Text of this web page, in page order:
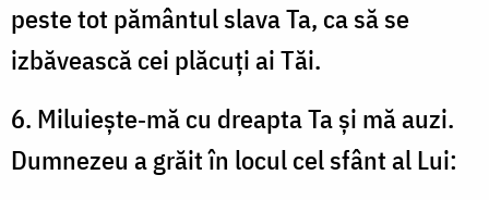
peste tot pământul slava Ta, ca să se
izbăvească cei plăcuți ai Tăi.
6. Miluiește‑mă cu dreapta Ta și mă auzi.
Dumnezeu a grăit în locul cel sfânt al Lui: